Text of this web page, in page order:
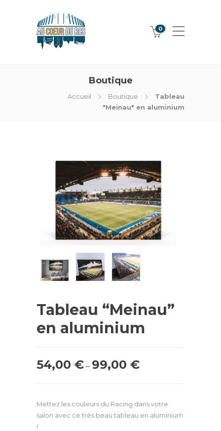
0
Boutique
Accueil Boutique
Tableau
"Meinau" en aluminium
Tableau “Meinau”
en aluminium
54,00 € – 99,00 €
Mettez les couleurs du Racing dans votre
salon avec ce très beau tableau en aluminium
!